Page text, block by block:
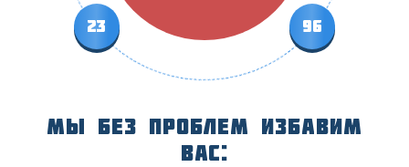
96
23
Мы без проблем избавим
вас: